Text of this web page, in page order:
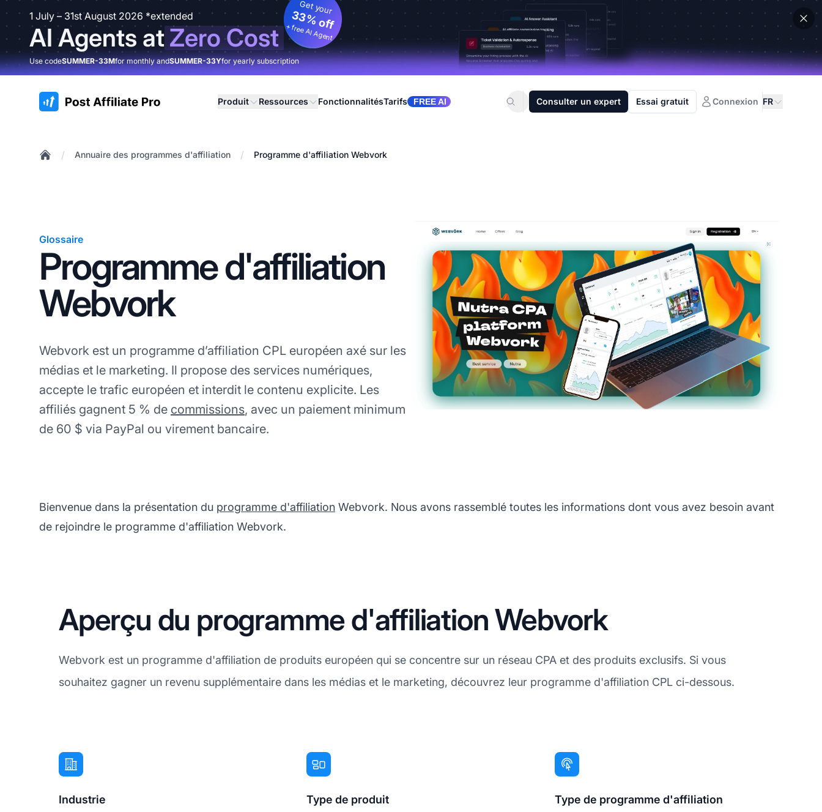
1 July – 31st August 2026 *extended
AI Agents atZero Cost
Get your
33% off
+ free AI Agent
Use codeSUMMER-33Mfor monthly andSUMMER-33Yfor yearly subscription
:site.title Produit Ressources FonctionnalitésTarifs FREE AI Consulter un expert Essai gratuit Connexion FR
/ Annuaire des programmes d'affiliation / Programme d'affiliation Webvork
Glossaire
Programme d'affiliation
Webvork
Webvork est un programme d’affiliation CPL européen axé sur les
médias et le marketing. Il propose des services numériques,
accepte le trafic européen et interdit le contenu explicite. Les
affiliés gagnent 5 % de commissions, avec un paiement minimum
de 60 $ via PayPal ou virement bancaire.
Bienvenue dans la présentation du programme d'affiliation Webvork. Nous avons rassemblé toutes les informations dont vous avez besoin avant
de rejoindre le programme d'affiliation Webvork.
Aperçu du programme d'affiliation Webvork
Webvork est un programme d'affiliation de produits européen qui se concentre sur un réseau CPA et des produits exclusifs. Si vous
souhaitez gagner un revenu supplémentaire dans les médias et le marketing, découvrez leur programme d'affiliation CPL ci-dessous.
Industrie Type de produit Type de programme d'affiliation